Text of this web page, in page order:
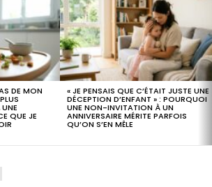
DE MON
QUE JE
« JE PENSAIS QUE C’ÉTAIT JUSTE UNE
DÉCEPTION D’ENFANT » : POURQUOI
UNE NON-INVITATION À UN
ANNIVERSAIRE MÉRITE PARFOIS
QU’ON S’EN MÊLE